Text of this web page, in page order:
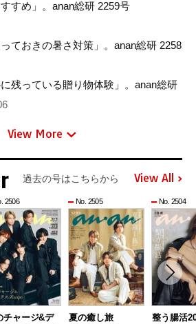
すめ」。anan総研 2259号
ておきの暑さ対策」。anan総研 2258
残っている贈り物体験」。anan総研
View More
過去の号はこちらから View All
2506
チャージ&デ
No. 2505
夏の癒し旅
No. 2504
整う腸活